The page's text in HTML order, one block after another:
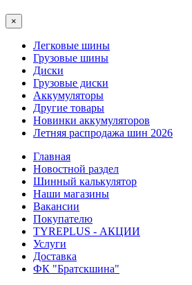
×
Легковые шины
Грузовые шины
Диски
Грузовые диски
Аккумуляторы
Другие товары
Новинки аккумуляторов
Летняя распродажа шин 2026
Главная
Новостной раздел
Шинный калькулятор
Наши магазины
Вакансии
Покупателю
TYREPLUS - АКЦИИ
Услуги
Доставка
ФК "Братскшина"